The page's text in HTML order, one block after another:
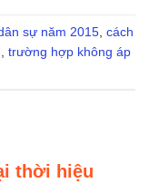
sự năm 2015 cách
trường hợp không áp
thời hiệu